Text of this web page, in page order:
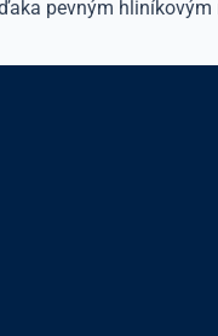
pevným